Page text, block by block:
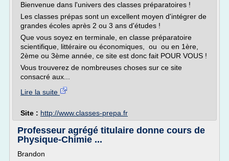
Bienvenue dans l'univers des classes préparatoires !
Les classes prépas sont un excellent moyen d'intégrer de
grandes écoles après 2 ou 3 ans d'études !
Que vous soyez en terminale, en classe préparatoire
scientifique, littéraire ou économiques, ou ou en 1ère,
2ème ou 3ème année, ce site est donc fait POUR VOUS !
Vous trouverez de nombreuses choses sur ce site
consacré aux...
Lire la suite
Site : http://www.classes-prepa.fr
Professeur agrégé titulaire donne cours de
Physique-Chimie ...
Brandon